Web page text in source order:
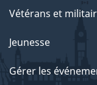
Vétérans et
Jeunesse
Gérer les